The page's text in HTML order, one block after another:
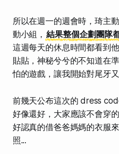
所以在週一的週會時，琦主
動小組， 結果整個企劃團隊
這週每天的休息時間都看到
貼貼，神秘兮兮的不知道在
怕的遊戲，讓我開始對尾牙
前幾天公布這次的 dress
好像還好，大家應該不會穿
好認真的借爸爸媽媽的衣服
照...